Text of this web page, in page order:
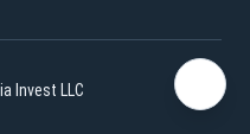
Invest LLC